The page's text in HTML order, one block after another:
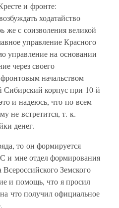
и фронте:
ходатайство
же с соизволения великой
управление Красного
управление на основании
через своего
начальством
Сибирский корпус при 10-й
и надеюсь, что по всем
не встретится, т. к.
денег.
то он формируется
и мне отдел формирования
Земского
и помощь, что я просил
что получил официальное